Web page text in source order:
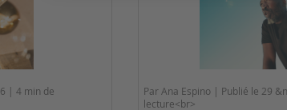
| 4 min de
Par Ana Espino | Publié le 29
lecture<br>